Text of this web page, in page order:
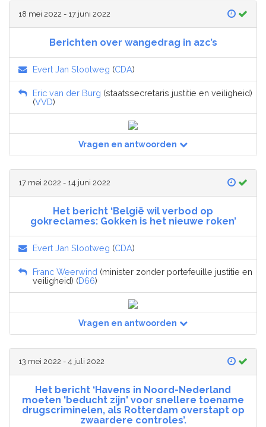
18 mei 2022 - 17 juni 2022
Berichten over wangedrag in azc’s
Evert Jan Slootweg (CDA)
Eric van der Burg (staatssecretaris justitie en veiligheid)
(VVD)
Vragen en antwoorden
17 mei 2022 - 14 juni 2022
Het bericht ‘België wil verbod op
gokreclames: Gokken is het nieuwe roken’
Evert Jan Slootweg (CDA)
Franc Weerwind (minister zonder portefeuille justitie en
veiligheid) (D66)
Vragen en antwoorden
13 mei 2022 - 4 juli 2022
Het bericht ‘Havens in Noord-Nederland
moeten 'beducht zijn' voor snellere toename
drugscriminelen, als Rotterdam overstapt op
zwaardere controles’.